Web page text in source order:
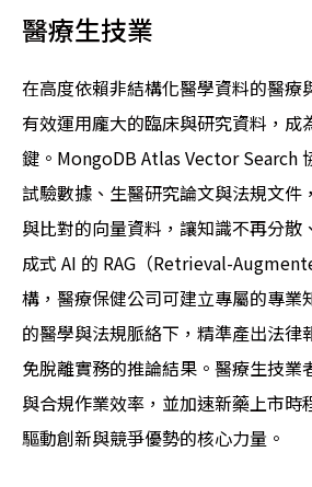
醫療生技業
在高度依賴非結構化醫學資料的醫療
有效運用龐大的臨床與研究資料，成
鍵。MongoDB Atlas Vector Search
試驗數據、生醫研究論文與法規文件
與比對的向量資料，讓知識不再分散
成式 AI 的 RAG（Retrieval-
構，醫療保健公司可建立專屬的專業
的醫學與法規脈絡下，精準產出法律
免脫離實務的推論結果。醫療生技業
與合規作業效率，並加速新藥上市時
驅動創新與競爭優勢的核心力量。